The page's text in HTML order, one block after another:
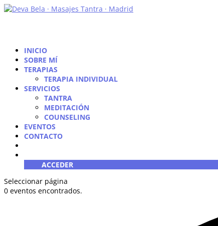
INICIO
SOBRE MÍ
TERAPIAS
TERAPIA INDIVIDUAL
SERVICIOS
TANTRA
MEDITACIÓN
COUNSELING
EVENTOS
CONTACTO
ACCEDER
Seleccionar página
0 eventos encontrados.